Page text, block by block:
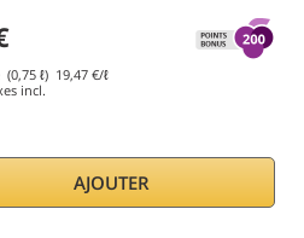
ℓ) 19,47 €/ℓ
incl.
AJOUTER